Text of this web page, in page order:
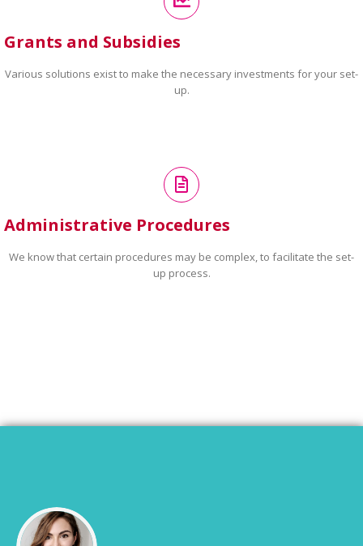
Grants and Subsidies
Various solutions exist to make the necessary investments for your set-
up.
Administrative Procedures
We know that certain procedures may be complex, to facilitate the set-
up process.